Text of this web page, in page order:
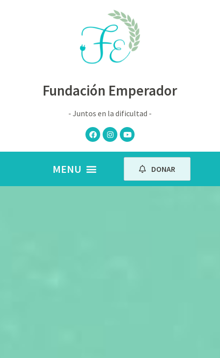
Fundación Emperador
- Juntos en la dificultad -
DONAR